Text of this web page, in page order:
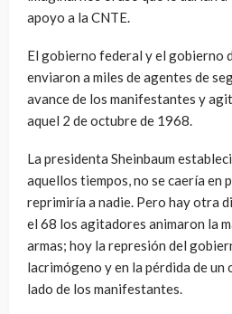
apoyo a la CNTE.
El gobierno federal y el gobierno
enviaron a miles de agentes de
avance de los manifestantes y
aquel 2 de octubre de 1968.
La presidenta Sheinbaum
aquellos tiempos, no se caería en
reprimiría a nadie. Pero hay otra
el 68 los agitadores animaron la
armas; hoy la represión del
lacrimógeno y en la pérdida de un
lado de los manifestantes.